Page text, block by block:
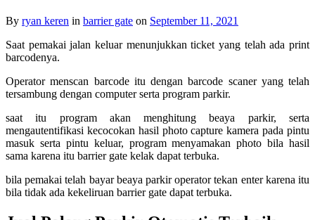
By ryan keren in barrier gate on September 11, 2021
Saat pemakai jalan keluar menunjukkan ticket yang telah ada print
barcodenya.
Operator menscan barcode itu dengan barcode scaner yang telah
tersambung dengan computer serta program parkir.
saat itu program akan menghitung beaya parkir, serta
mengautentifikasi kecocokan hasil photo capture kamera pada pintu
masuk serta pintu keluar, program menyamakan photo bila hasil
sama karena itu barrier gate kelak dapat terbuka.
bila pemakai telah bayar beaya parkir operator tekan enter karena itu
bila tidak ada kekeliruan barrier gate dapat terbuka.